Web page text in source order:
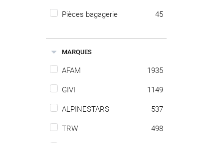
Pièces bagagerie 45
MARQUES
AFAM 1935
GIVI 1149
ALPINESTARS 537
TRW 498